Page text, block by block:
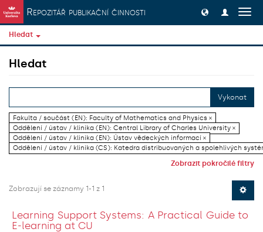
Přeskočit na obsah
Repozitář publikační činnosti
Hledat
Hledat
Vykonat
Fakulta / součást (EN): Faculty of Mathematics and Physics ×
Oddělení / ústav / klinika (EN): Central Library of Charles University ×
Oddělení / ústav / klinika (EN): Ústav vědeckých informací ×
Oddělení / ústav / klinika (CS): Katedra distribuovaných a spolehlivých
Zobrazit pokročilé filtry
Zobrazují se záznamy 1-1 z 1
Learning Support Systems: A Practical Guide to
E-learning at CU